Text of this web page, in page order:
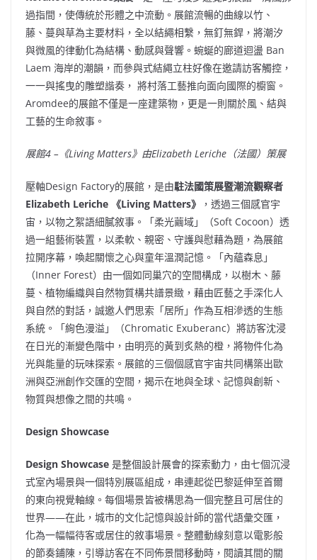
過指間，使傳統於形體之中流動。展館流暢的曲線以竹、
藤、蔓與草為主要材料，全以結繩相繫，無釘無銲，將潮汐
與微風的律動化為結構、動感與聲響。蜿蜒的廊道迴盪 Ban
Laem 海岸的潮韻，而參與式結繩立柱好像在邀請訪客觸控，
一一與搖曳的雕塑諧奏， 將村落工藝推向面向國際的櫥窗。
Aromdee的展館不僅是一座建築物，更是一則關於風、結與
工藝的生命敘事。
展館4 – 《Living Matters》由Elizabeth Leriche （法國）策展
壓軸Design Factory的展館，是由駐法國策展暨潮流觀察者
Elizabeth Leriche 《Living Matters》
，透過三個感官宇
宙，以物之絮語細膩敘事。「柔光繭域」（Soft Cocoon）透
過一組藝術裝置，以柔軟、親密、守護與慰藉為題，為展館
拉開序幕，喚起關懷之心與童年溫潤記憶。「內蘊森息」
（Inner Forest）由一個如同巢穴的空間構成，以樹木、藤
蔓、植物編織與自然物質構共譜景緻，藉由匠藝之手深化人
與自然的對話，誠邀人們思索「居所」作為互相滲透的生態
系統。「絢色漫溢」（Chromatic Exuberanc）將訪客沈浸
在日光的漸變色階中，由明亮的黃到炙熱的橙，將物件化為
光與能量的玩味探索。展館的三個個感官宇宙共同構築出歐
洲與亞洲創作交匯的空間，揭示在地與全球、記憶與創新、
物質與想像之間的共鳴。
Design Showcase
Design Showcase 是整個設計展會的探索動力，由七個沉浸
式室內場景與一個特別展區組成，串連起從巴黎延伸至首爾
的東向視覺軸線。每個場景皆被構思為一個完整且可居住的
世界——在此，城市的文化記憶與設計師的當代語彙交匯，
化為一幅幅待客或居住的敘事場景。整體動線刻意以電影般
的節奏鋪陳，引導訪客在不同佈景間移動時，閱讀其間的關